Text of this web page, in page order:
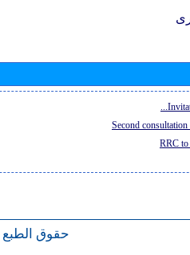
Second
RRC to
حقوق الطبع